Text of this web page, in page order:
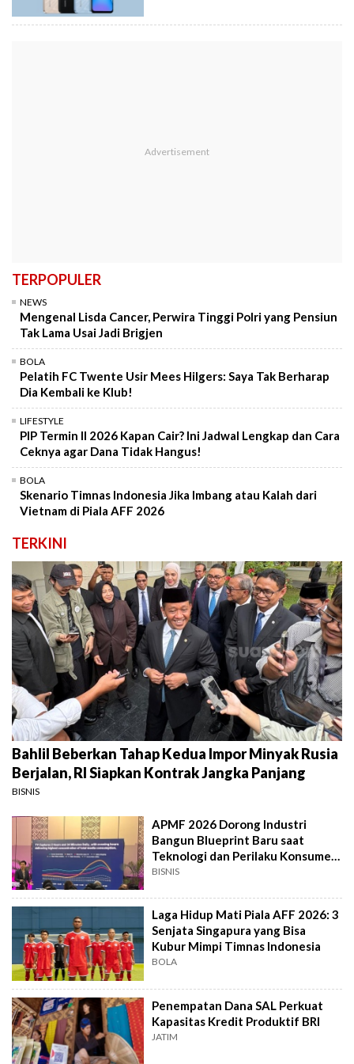
TERPOPULER
NEWS
Mengenal Lisda Cancer, Perwira Tinggi Polri yang Pensiun
Tak Lama Usai Jadi Brigjen
BOLA
Pelatih FC Twente Usir Mees Hilgers: Saya Tak Berharap
Dia Kembali ke Klub!
LIFESTYLE
PIP Termin II 2026 Kapan Cair? Ini Jadwal Lengkap dan Cara
Ceknya agar Dana Tidak Hangus!
BOLA
Skenario Timnas Indonesia Jika Imbang atau Kalah dari
Vietnam di Piala AFF 2026
TERKINI
Bahlil Beberkan Tahap Kedua Impor Minyak Rusia
Berjalan, RI Siapkan Kontrak Jangka Panjang
BISNIS
APMF 2026 Dorong Industri
Bangun Blueprint Baru saat
Teknologi dan Perilaku Konsumen
Kian Dinamis
BISNIS
Laga Hidup Mati Piala AFF 2026: 3
Senjata Singapura yang Bisa
Kubur Mimpi Timnas Indonesia
BOLA
Penempatan Dana SAL Perkuat
Kapasitas Kredit Produktif BRI
JATIM